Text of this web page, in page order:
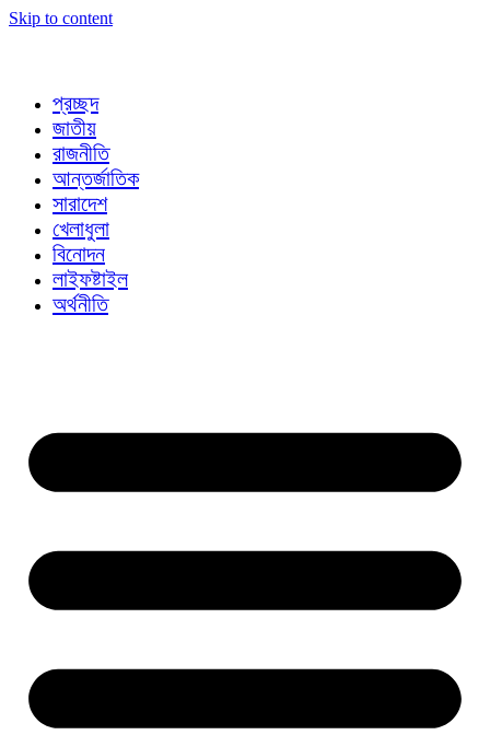
Skip to content
প্রচ্ছদ
জাতীয়
রাজনীতি
আন্তর্জাতিক
সারাদেশ
খেলাধুলা
বিনোদন
লাইফষ্টাইল
অর্থনীতি